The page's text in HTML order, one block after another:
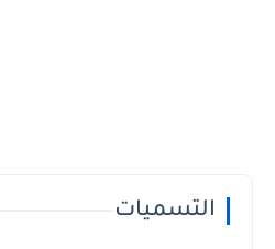
التسميات